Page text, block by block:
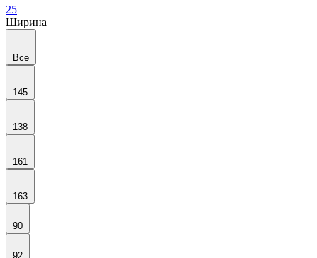
25
Ширина
Все
145
138
161
163
90
92